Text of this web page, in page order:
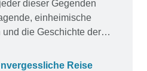
dieser Gegenden
einheimische
und die Geschichte der
kannten. Alle 3 verfügten
Reise